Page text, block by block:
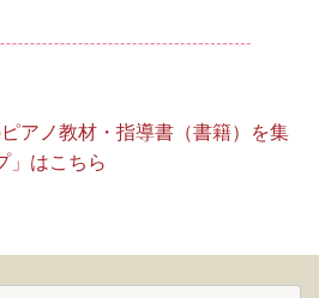
アノ教材・指導書（書籍）を集
」はこちら